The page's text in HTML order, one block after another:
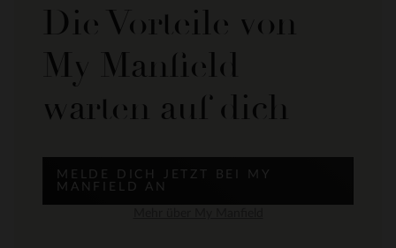
Die Vorteile von
My Manfield
warten auf dich
MELDE DICH JETZT BEI MY
MANFIELD AN